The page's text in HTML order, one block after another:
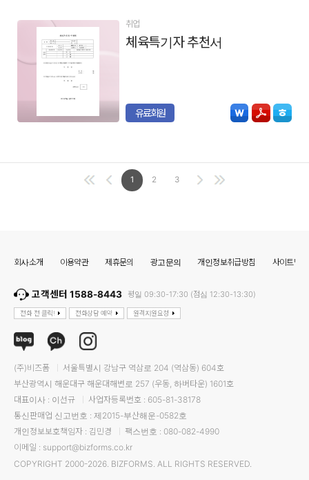
취업
체육특기자 추천서
유료회원
1 2 3
회사소개 이용약관 제휴문의 광고문의 개인정보취급방침 사이트맵
고객센터 1588-8443 평일 09:30-17:30 (점심 12:30-13:30)
전화 전 클릭! 전화상담 예약 원격지원요청
(주)비즈폼
서울특별시 강남구 역삼로 204 (역삼동) 604호
부산광역시 해운대구 해운대해변로 257 (우동, 하버타운) 1601호
대표이사 : 이선규
사업자등록번호 : 605-81-38178
통신판매업 신고번호 : 제2015-부산해운-0582호
개인정보보호책임자 : 김민경
팩스번호 : 080-082-4990
이메일 : support@bizforms.co.kr
COPYRIGHT 2000-2026. BIZFORMS. ALL RIGHTS RESERVED.